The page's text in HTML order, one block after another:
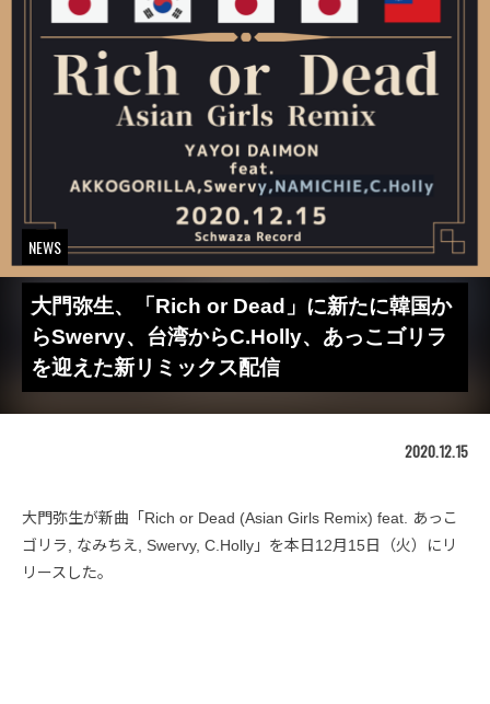
NEWS
大門弥生、「Rich or Dead」に新たに韓国か
らSwervy、台湾からC.Holly、あっこゴリラ
を迎えた新リミックス配信
2020.12.15
大門弥生が新曲「Rich or Dead (Asian Girls Remix) feat. あっこ
ゴリラ, なみちえ, Swervy, C.Holly」を本日12月15日（火）にリ
リースした。